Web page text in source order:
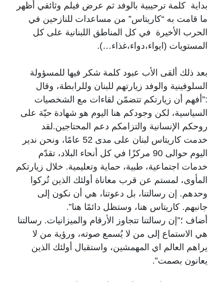
بداية كلمة ترحيبية بالوفد ثم عرض فيلم وثائقي أظهر
ما قامت به “كاريتاس” من مساعدات للنازحين في
الحرب الأخيرة في كل المناطق اللبنانية على كل
المستويات (ايواء،دواء،غذاء…).
بعد ذلك ألقى الأب عبود كلمة شكر فيها للمسؤولة
السلوفينية والوفد زيارتهم للبنان وللرابطة، وقال
:”أفهم أن زيارتكم تتضمّن لقاءات مع الشخصيات
السياسية، لكن وجودكم هنا اليوم هو شهادة حيّة على
روحكم الإنسانية والتزامكم دعم المحتاجين.لقد
خدمت كاريتاس لبنان على مدى 52 عامًا، ونحن ندير
اليوم حوالى 90 مركزًا في كل أنحاء البلاد، تقدّم
خدمات اجتماعية، طبية، حماية وتعليمية. خلال زيارتكم
المأوى، لمستم عن قرب معاناة أولئك الذين تُركوا
وحدهم. إن رسالتنا، بل دعوتنا، هي أن نكون إلى
جانبهم. كاريتاس هنا، وستظل دائمًا هنا”.
أضاف ؛”إن رسالتنا تتجاوز الأرقام والميزانيات. رسالتنا
هي الاستماع إلى من لا يُسمع صوته، ورؤية من لا
يراهم العالم اي المهمشين، واستقبال أولئك الذين
يعانون بصمت”.